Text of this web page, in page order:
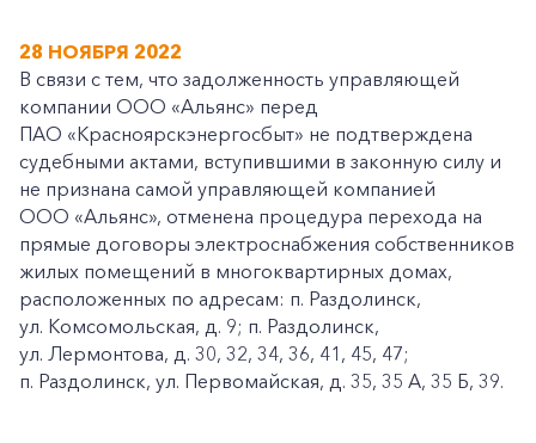
28 НОЯБРЯ 2022
В связи с тем, что задолженность управляющей
компании ООО «Альянс» перед
ПАО «Красноярскэнергосбыт» не подтверждена
судебными актами, вступившими в законную силу и
не признана самой управляющей компанией
ООО «Альянс», отменена процедура перехода на
прямые договоры электроснабжения собственников
жилых помещений в многоквартирных домах,
расположенных по адресам: п. Раздолинск,
ул. Комсомольская, д. 9; п. Раздолинск,
ул. Лермонтова, д. 30, 32, 34, 36, 41, 45, 47;
п. Раздолинск, ул. Первомайская, д. 35, 35 А, 35 Б, 39.